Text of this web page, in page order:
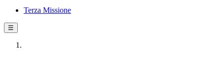
Terza Missione
☰